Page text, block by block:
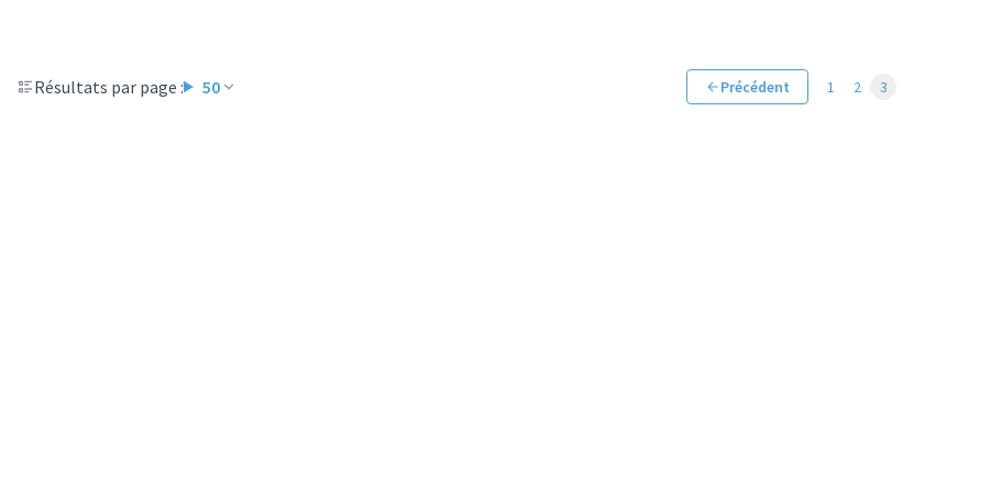
Résultats par page : 50 Précédent 1 2 3